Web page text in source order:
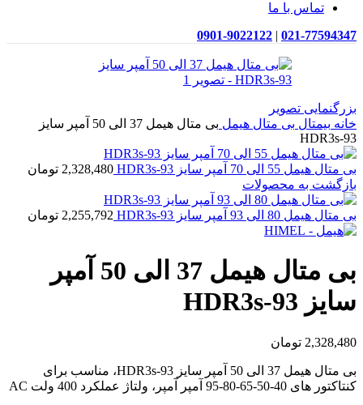
تماس با ما
021-77594347
|
0901-9022122
بزرگنمایی تصویر
خانه بیمتال بی متال هیمل
بی متال هیمل 37 الی 50 آمپر سایز
HDR3s-93
بی متال هیمل 55 الی 70 آمپر سایز HDR3s-93 2,328,480 تومان
بازگشت به محصولات
بی متال هیمل 80 الی 93 آمپر سایز HDR3s-93 2,255,792 تومان
بی متال هیمل 37 الی 50 آمپر
سایز HDR3s-93
2,328,480 تومان
بی متال هیمل 37 الی 50 آمپر سایز HDR3s-93، مناسب برای
کنتاکتور های 40-50-65-80-95 آمپر آمپر، ولتاژ عملکرد 400 ولت AC